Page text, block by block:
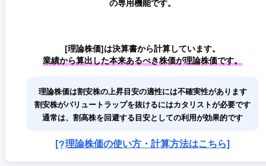
の専用機能です。
[理論株価]は決算書から計算しています。
業績から算出した本来あるべき株価が理論株価です。
理論株価は割安株の上昇目安の適性には不確実性があります
割安株がバリュートラップを抜けるにはカタリストが必要です
通常は、割高株を回避する目安としての利用が効果的です
[ 理論株価の使い方・計算方法はこちら]